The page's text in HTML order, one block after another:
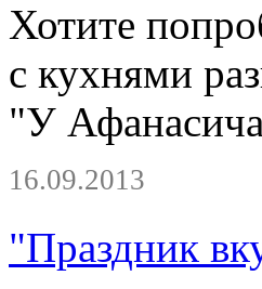
Хотите
с кухнями
"У
16.09.2013
"Праздник